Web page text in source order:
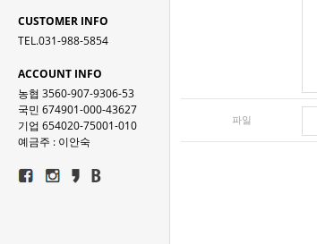
CUSTOMER INFO
TEL.031-988-5854
ACCOUNT INFO
농협 3560-907-9306-53
국민 674901-000-43627
기업 654020-75001-010
예금주 : 이안숙
파일